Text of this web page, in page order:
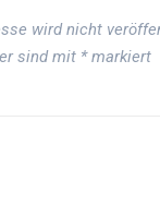
wird nicht
sind mit *markiert